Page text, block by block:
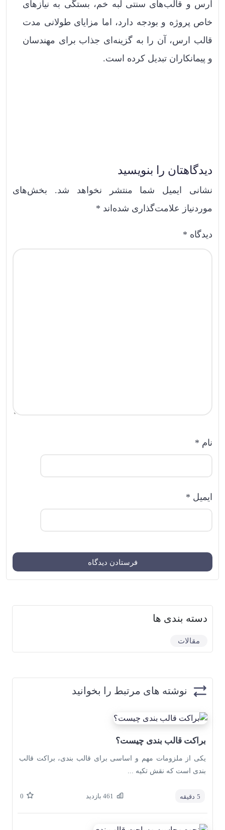
ارس و قالب‌های سنتی لبه خم، بستگی به نیازهای
خاص پروژه و بودجه دارد، اما مزایای طولانی مدت
قالب ارس، آن را به گزینه‌ای جذاب برای مهندسان
و پیمانکاران تبدیل کرده است.
دیدگاهتان را بنویسید
نشانی ایمیل شما منتشر نخواهد شد.
بخش‌های
موردنیاز علامت‌گذاری شده‌اند *
دیدگاه *
نام *
ایمیل *
دسته بندی ها
مقالات
نوشته های مرتبط را بخوانید
براکت قالب بندی چیست؟
یکی از ملزومات مهم و اساسی برای قالب بندی، براکت قالب
بندی است که نقش تکیه ...
5 دقیقه 461 بازدید 0